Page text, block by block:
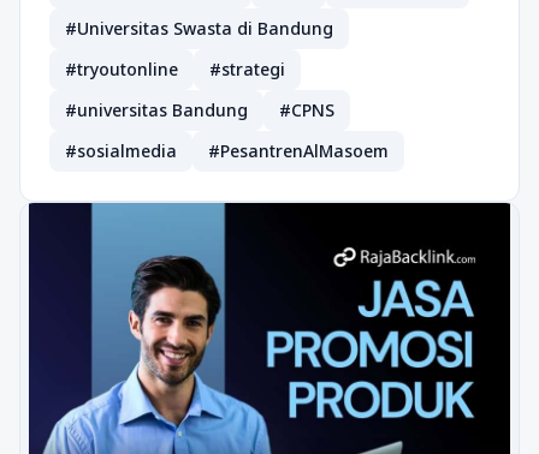
#Universitas Swasta di Bandung
#tryoutonline
#strategi
#universitas Bandung
#CPNS
#sosialmedia
#PesantrenAlMasoem